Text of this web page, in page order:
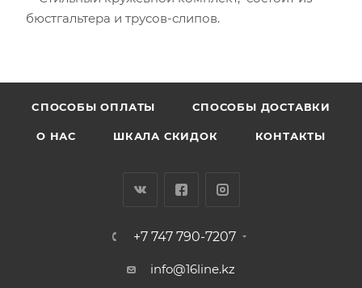
бюстгальтера и трусов-слипов.
CПОСОБЫ ОПЛАТЫ СПОСОБЫ ДОСТАВКИ
О НАС ШКАЛА СКИДОК КОНТАКТЫ
+7 747 790-7207
info@16line.kz